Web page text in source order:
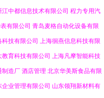
江中都信息技术有限公司 程力专用汽
有限公司 青岛麦格自动化设备有限
技有限公司 上海徊燕信息科技有限
育科技有限公司 上海凡摩智能科技
制造厂 酒店管理 北京华美斯食品有限
业管理有限公司 山东领翔新材料有